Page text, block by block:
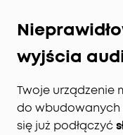
wyjścia
Twoje urządzenie
do wbudowanych
się już podłączyć